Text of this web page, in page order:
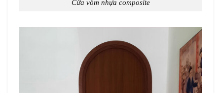
Cửa vòm nhựa composite